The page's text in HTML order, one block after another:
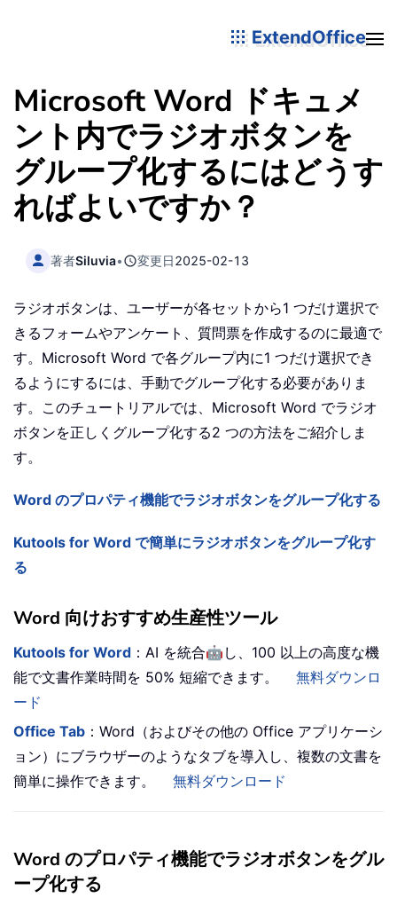
ExtendOffice
Microsoft Word ドキュメ
ント内でラジオボタンを
グループ化するにはどうす
ればよいですか？
著者Siluvia• 変更日2025-02-13
ラジオボタンは、ユーザーが各セットから1 つだけ選択で
きるフォームやアンケート、質問票を作成するのに最適で
す。Microsoft Word で各グループ内に1 つだけ選択でき
るようにするには、手動でグループ化する必要がありま
す。このチュートリアルでは、Microsoft Word でラジオ
ボタンを正しくグループ化する2 つの方法をご紹介しま
す。
Word のプロパティ機能でラジオボタンをグループ化する
Kutools for Word で簡単にラジオボタンをグループ化す
る
Word 向けおすすめ生産性ツール
Kutools for Word ：AI を統合🤖 し、100 以上の高度な機
能で文書作業時間を 50% 短縮できます。
無料ダウンロ
ード
Office Tab ：Word（およびその他の Office アプリケーシ
ョン）にブラウザーのようなタブを導入し、複数の文書を
簡単に操作できます。
無料ダウンロード
Word のプロパティ機能でラジオボタンをグル
ープ化する